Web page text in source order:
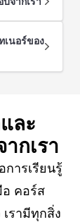
นอร์ของ
ละ
กเรา
ารเรียนรู้
คอร์ส
รามีทุกสิ่ง